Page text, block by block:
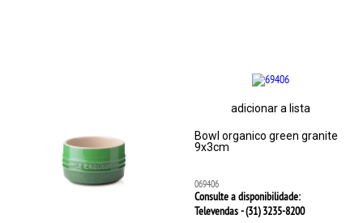
adicionar a lista
Bowl organico green granite
9x3cm
069406
Consulte a disponibilidade:
Televendas - (31)3235-8200